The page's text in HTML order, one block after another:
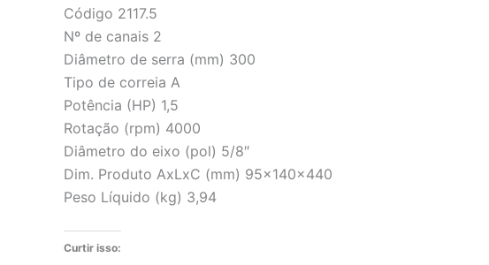
Código 2117.5
Nº de canais 2
Diâmetro de serra (mm) 300
Tipo de correia A
Potência (HP) 1,5
Rotação (rpm) 4000
Diâmetro do eixo (pol) 5/8″
Dim. Produto AxLxC (mm) 95x140x440
Peso Líquido (kg) 3,94
Curtir isso: